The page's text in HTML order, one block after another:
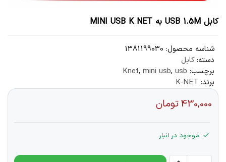
کابل USB 1.5M به MINI USB K NET
شناسه محصول: 1381199030
دسته:کابل
برچسب:
Knet, mini usb, usb
برند: K-NET
430,000تومان
موجود در انبار